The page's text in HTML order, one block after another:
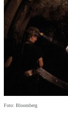
Foto: Bloomberg